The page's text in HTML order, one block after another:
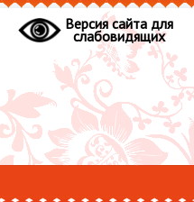
Версия сайта для
слабовидящих